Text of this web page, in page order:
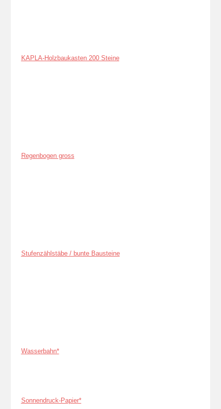
KAPLA-Holzbaukasten 200 Steine
Regenbogen gross
Stufenzählstäbe / bunte Bausteine
Wasserbahn*
Sonnendruck-Papier*